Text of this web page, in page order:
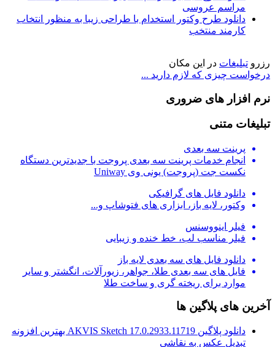
مراسم عروسی
دانلود طرح وکتور استخدام با طراحی زیبا به منظور انتخاب
کارمند منتخب
رزرو تبلیغات در این مکان
درخواست چیزی که لازم دارید ...
نرم افزار های ضروری
تبلیغات متنی
پرینت سه بعدی
انجام خدمات پرینت سه بعدی پروجت با جدیدترین دستگاه
نکست جت (پروجت) یونی وی Uniway
دانلود فایل های گرافیکی
وکتور، لایه باز، ابزاری های فتوشاپ و...
فیلر اینووسنس
فیلر مناسب لب، خط خنده و زیبایی
دانلود فایل های سه بعدی لایه باز
فایل های سه بعدی طلا، جواهر، زیورآلات، انگشتر و سایر
موارد برای ریخته گری و ساخت طلا
آخرین های پلاگین ها
دانلود پلاگین AKVIS Sketch 17.0.2933.11719 بهترین افزونه
تبدیل عکس به نقاشی